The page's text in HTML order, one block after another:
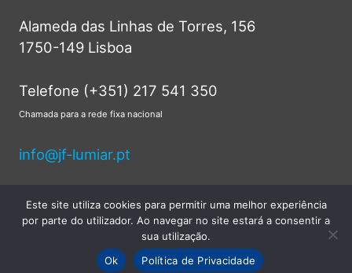
Alameda das Linhas de Torres, 156
1750-149 Lisboa
Telefone (+351) 217 541 350
Chamada para a rede fixa nacional
info@jf-lumiar.pt
© 2026 Junta de Freguesia do Lumiar -
Todos os direitos reservados.
Este site utiliza cookies para permitir uma melhor experiência
por parte do utilizador. Ao navegar no site estará a consentir a
sua utilização.
Ok
Política de Privacidade